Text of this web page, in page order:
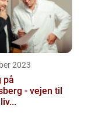
2023
på
- vejen til